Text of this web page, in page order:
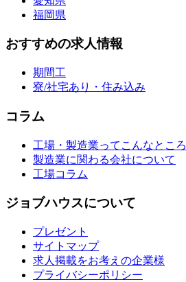
福岡県
おすすめの求人情報
期間工
寮/社宅あり・住み込み
コラム
工場・製造業ってこんなところ
製造業に関わる会社について
工場コラム
ジョブハウスについて
プレゼント
サイトマップ
求人掲載をお考えの企業様
プライバシーポリシー